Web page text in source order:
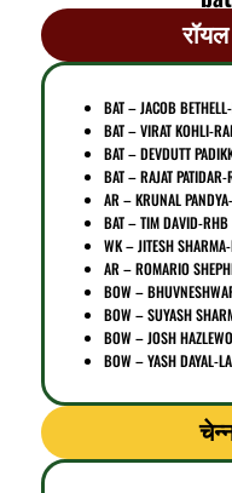
BAT – JACOB
BAT – VIRAT KOHLI-
BAT – DEVDUTT
BAT – RAJAT
AR – KRUNAL
BAT – TIM DAVID-RHB
WK – JITESH
AR – ROMARIO
BOW –
BOW – SUYASH
BOW – JOSH
BOW – YASH DAYAL-